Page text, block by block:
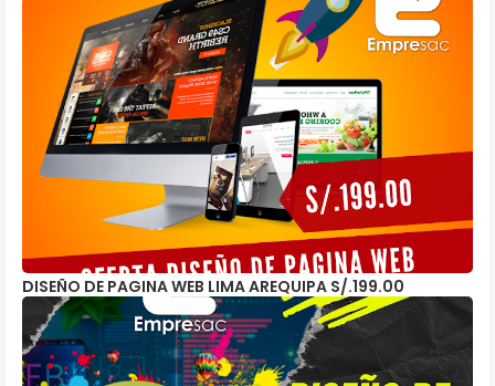
DISEÑO DE PAGINA WEB LIMA AREQUIPA S/.199.00